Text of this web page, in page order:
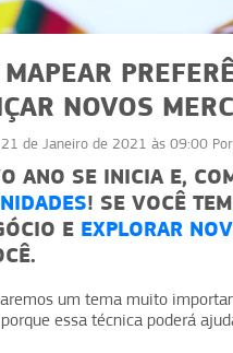
NOVOS
21 de Janeiro de 2021 às 09:00 Por
ANO SE INICIA E,
! SE VOCÊ
E EXPLORAR
um tema muito
essa técnica poderá
Escalas e turnos:
organizar sua